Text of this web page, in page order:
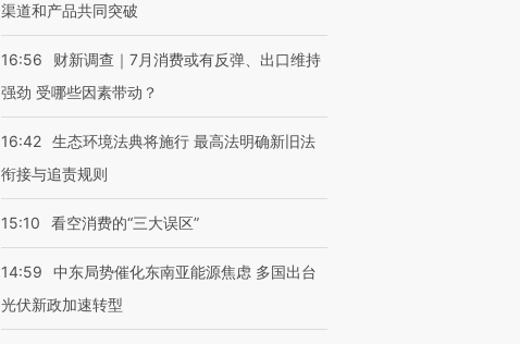
渠道和产品共同突破
16:56
财新调查｜7月消费或有反弹、出口维持
强劲 受哪些因素带动？
16:42 生态环境法典将施行 最高法明确新旧法
衔接与追责规则
15:10 看空消费的“三大误区”
14:59
中东局势催化东南亚能源焦虑 多国出台
光伏新政加速转型